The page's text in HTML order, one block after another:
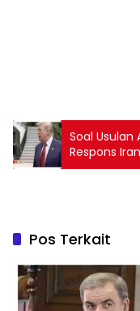
Soal Usulan
Respons Iran
Pos Terkait